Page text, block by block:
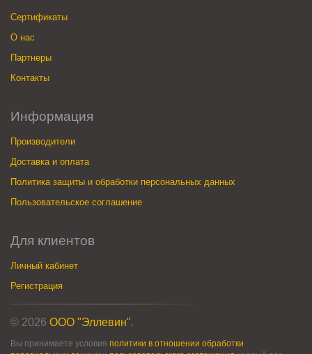
Сертификаты
О нас
Партнеры
Контакты
Информация
Производители
Доставка и оплата
Политика защиты и обработки персональных данных
Пользовательское соглашение
Для клиентов
Личный кабинет
Регистрация
© 2026 ООО "Эллевин".
Вы принимаете условия политики в отношении обработки